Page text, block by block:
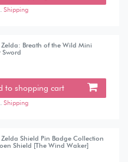
Shipping
Zelda: Breath of the Wild Mini
Sword
to shopping cart
Shipping
Shield Pin Badge Collection
Shield [The Wind Waker]